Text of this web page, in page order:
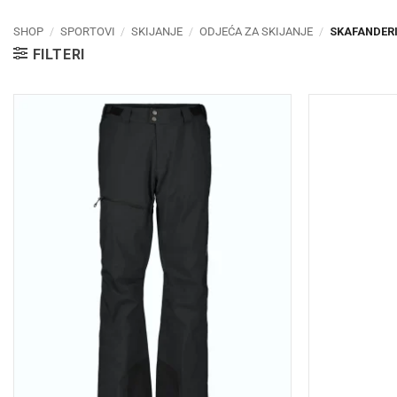
SHOP / SPORTOVI / SKIJANJE / ODJEĆA ZA SKIJANJE / SKAFANDERI
FILTERI